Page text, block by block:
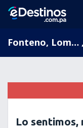
Fonteno, Lombardía, Italia ,
Lo sentimos,